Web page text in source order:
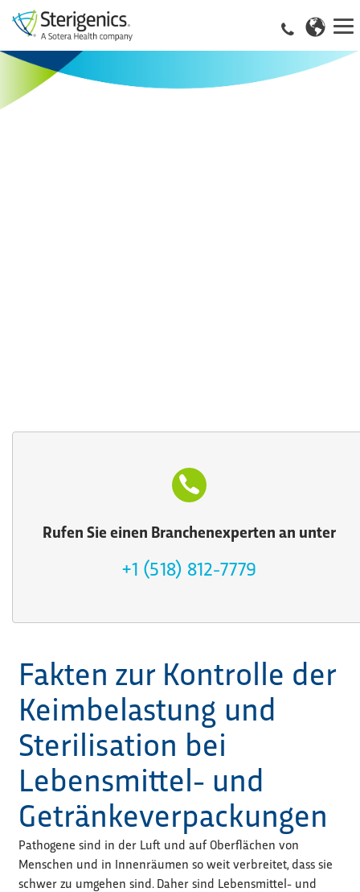
Rufen Sie einen Branchenexperten an unter
+1 (518) 812-7779
Fakten zur Kontrolle der
Keimbelastung und
Sterilisation bei
Lebensmittel- und
Getränkeverpackungen
Pathogene sind in der Luft und auf Oberflächen von
Menschen und in Innenräumen so weit verbreitet, dass sie
schwer zu umgehen sind. Daher sind Lebensmittel- und